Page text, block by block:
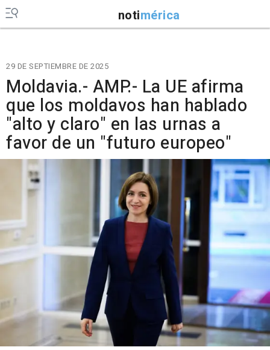
notimérica
29 DE SEPTIEMBRE DE 2025
Moldavia.- AMP.- La UE afirma
que los moldavos han hablado
"alto y claro" en las urnas a
favor de un "futuro europeo"